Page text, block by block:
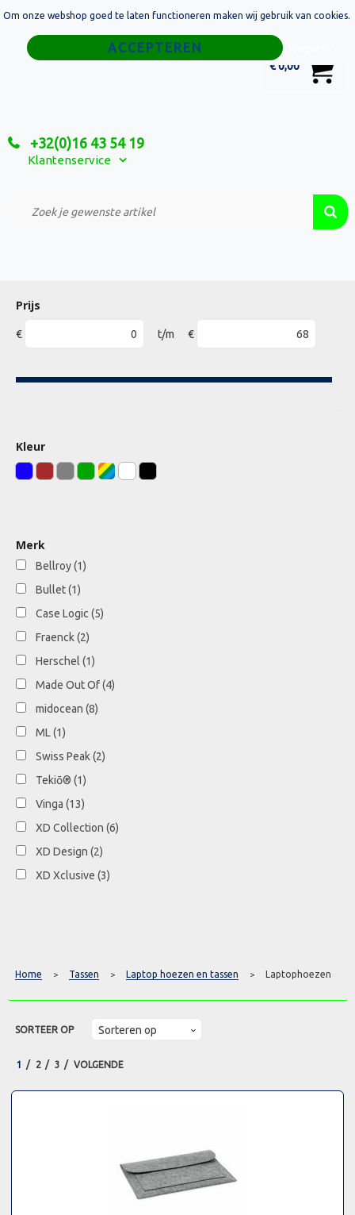
€ 0,00
+32(0)16 43 54 19
Klantenservice
Home
Relatiegeschenken
Custom Made Projecten
Prijs
€ t/m €
Kleur
Merk
Bellroy (1)
Bullet (1)
Case Logic (5)
Fraenck (2)
Herschel (1)
Made Out Of (4)
midocean (8)
ML (1)
Swiss Peak (2)
Tekiō® (1)
Vinga (13)
XD Collection (6)
XD Design (2)
XD Xclusive (3)
Home > Tassen > Laptop hoezen en tassen > Laptophoezen
SORTEER OP
1 2 3 VOLGENDE
Om onze webshop goed te laten functioneren maken wij gebruik van cookies.